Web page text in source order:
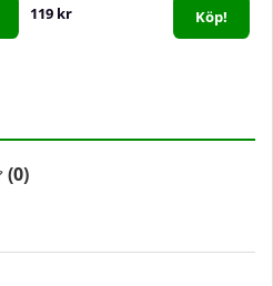
119 kr Köp!
(0)